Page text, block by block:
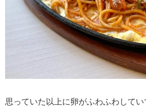
思っていた以上に卵がふわふわしてい